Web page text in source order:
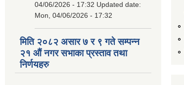
04/06/2026 - 17:32 Updated date:
Mon, 04/06/2026 - 17:32
मिति २०८२ असार ७ र ९ गते सम्पन्न
२१ औं नगर सभाका प्रस्ताव तथा
निर्णयहरु